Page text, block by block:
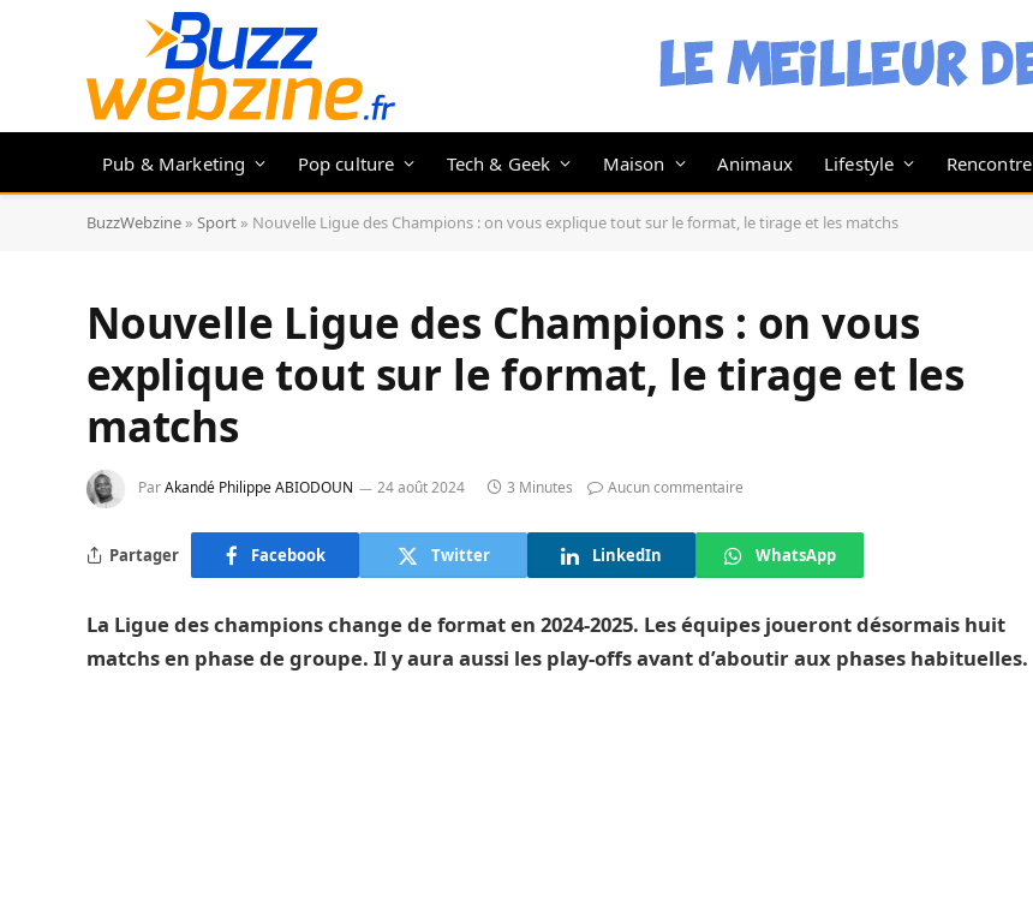
Pub & Marketing Pop culture Tech & Geek Maison Animaux Lifestyle Rencontre
BuzzWebzine » Sport » Nouvelle Ligue des Champions : on vous explique tout sur le format, le tirage et les matchs
Nouvelle Ligue des Champions : on vous
explique tout sur le format, le tirage et les
matchs
ParAkandé Philippe ABIODOUN 24 août 2024 3 Minutes Aucun commentaire
Partager Facebook Twitter LinkedIn WhatsApp
La Ligue des champions change de format en 2024-2025. Les équipes joueront désormais huit
matchs en phase de groupe. Il y aura aussi les play-offs avant d’aboutir aux phases habituelles.